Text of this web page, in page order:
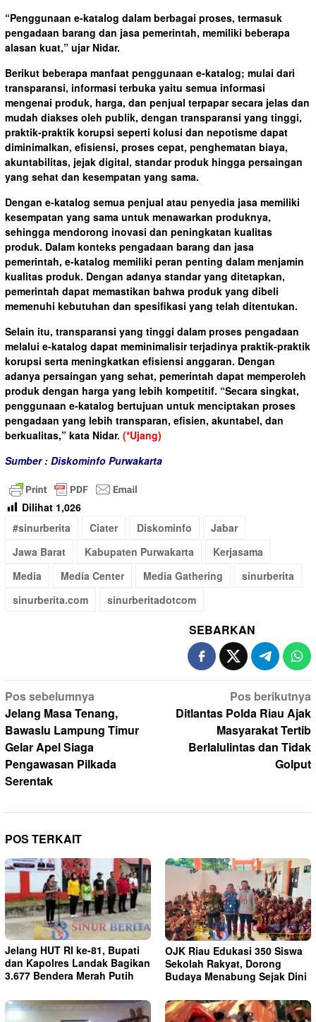
“Penggunaan e-katalog dalam berbagai proses, termasuk
pengadaan barang dan jasa pemerintah, memiliki beberapa
alasan kuat,” ujar Nidar.
Berikut beberapa manfaat penggunaan e-katalog; mulai dari
transparansi, informasi terbuka yaitu semua informasi
mengenai produk, harga, dan penjual terpapar secara jelas dan
mudah diakses oleh publik, dengan transparansi yang tinggi,
praktik-praktik korupsi seperti kolusi dan nepotisme dapat
diminimalkan, efisiensi, proses cepat, penghematan biaya,
akuntabilitas, jejak digital, standar produk hingga persaingan
yang sehat dan kesempatan yang sama.
Dengan e-katalog semua penjual atau penyedia jasa memiliki
kesempatan yang sama untuk menawarkan produknya,
sehingga mendorong inovasi dan peningkatan kualitas
produk. Dalam konteks pengadaan barang dan jasa
pemerintah, e-katalog memiliki peran penting dalam menjamin
kualitas produk. Dengan adanya standar yang ditetapkan,
pemerintah dapat memastikan bahwa produk yang dibeli
memenuhi kebutuhan dan spesifikasi yang telah ditentukan.
Selain itu, transparansi yang tinggi dalam proses pengadaan
melalui e-katalog dapat meminimalisir terjadinya praktik-praktik
korupsi serta meningkatkan efisiensi anggaran. Dengan
adanya persaingan yang sehat, pemerintah dapat memperoleh
produk dengan harga yang lebih kompetitif. “Secara singkat,
penggunaan e-katalog bertujuan untuk menciptakan proses
pengadaan yang lebih transparan, efisien, akuntabel, dan
berkualitas,” kata Nidar. (*Ujang)
Sumber : Diskominfo Purwakarta
Dilihat 1,026
#sinurberita
Ciater Diskominfo
Jabar
Jawa Barat
Kabupaten Purwakarta
Kerjasama
Media
Media Center Media Gathering
sinurberita
sinurberita.com
sinurberitadotcom
SEBARKAN
Navigasi
pos
Pos sebelumnya
Jelang Masa Tenang,
Bawaslu Lampung Timur
Gelar Apel Siaga
Pengawasan Pilkada
Serentak
Pos berikutnya
Ditlantas Polda Riau Ajak
Masyarakat Tertib
Berlalulintas dan Tidak
Golput
POS TERKAIT
Jelang HUT RI ke-81, Bupati
dan Kapolres Landak Bagikan
3.677 Bendera Merah Putih
OJK Riau Edukasi 350 Siswa
Sekolah Rakyat, Dorong
Budaya Menabung Sejak Dini